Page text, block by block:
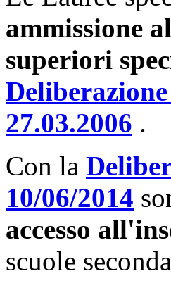
ammissione
superiori
27.03.2006 .
Con la
10/06/2014
accesso
scuole